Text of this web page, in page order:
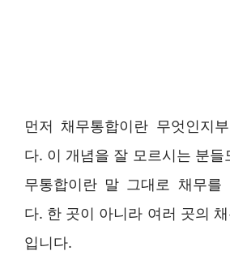
먼저 채무통합이란 무엇인지
다. 이 개념을 잘 모르시는 분들
무통합이란 말 그대로 채무를
다. 한 곳이 아니라 여러 곳의
입니다.